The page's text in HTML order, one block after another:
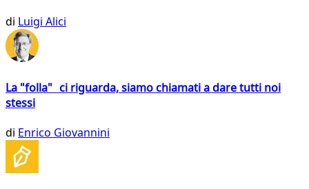
di Luigi Alici
La "folla" ci riguarda, siamo chiamati a dare tutti noi
stessi
di Enrico Giovannini